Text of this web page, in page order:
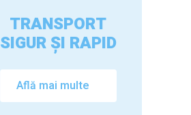
TRANSPORT
SIGUR ȘI RAPID
Află mai multe